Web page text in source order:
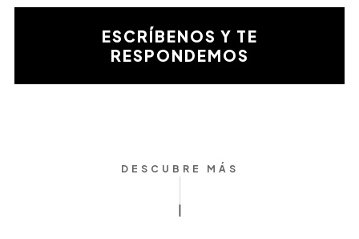
la
ESCRÍBENOS Y TE
RESPONDEMOS
DESCUBRE MÁS